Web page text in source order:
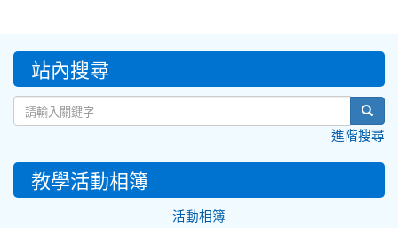
::: 站內搜尋
進階搜尋
教學活動相簿
活動相簿